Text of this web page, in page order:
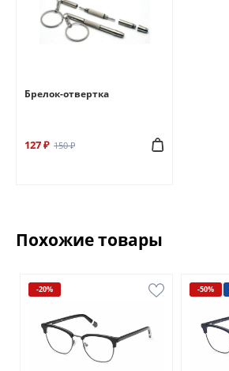
Брелок-отвертка
127 ₽ 150 ₽
Похожие товары
-20% -50%